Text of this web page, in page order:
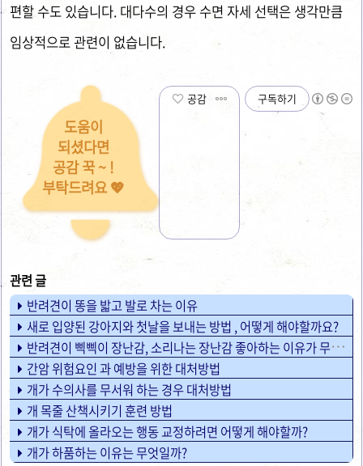
편할 수도 있습니다. 대다수의 경우 수면 자세 선택은 생각만큼
임상적으로 관련이 없습니다.
도움이
되셨다면
공감 꾹 ~ !
부탁드려요 💖
공감 구독하기
반려견이 똥을 밟고 발로 차는 이유
새로 입양된 강아지와 첫날을 보내는 방법 , 어떻게 해야할까요?
반려견이 삑삑이 장난감, 소리나는 장난감 좋아하는 이유가 무엇일까?
간암 위험요인 과 예방을 위한 대처방법
개가 수의사를 무서워 하는 경우 대처방법
개 목줄 산책시키기 훈련 방법
개가 식탁에 올라오는 행동 교정하려면 어떻게 해야할까?
개가 하품하는 이유는 무엇일까?